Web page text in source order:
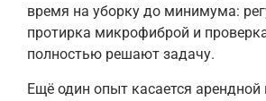
время на уборку до минимума:
протирка микрофиброй и
полностью решают задачу.
Ещё один опыт касается арендной